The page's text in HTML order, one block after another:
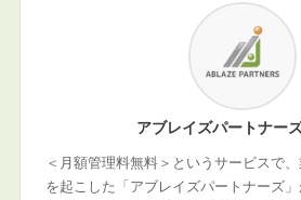
アブレイズパートナー
＜月額管理料無料＞というサービスで
を起こした「アブレイズパートナーズ